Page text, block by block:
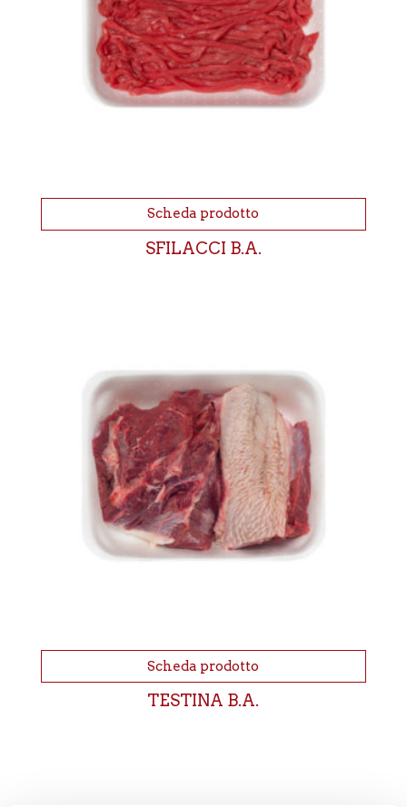
Scheda prodotto
SFILACCI B.A.
Scheda prodotto
TESTINA B.A.